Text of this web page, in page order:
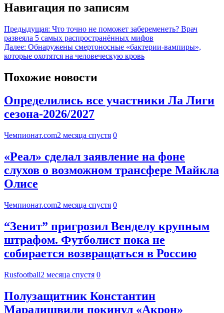
Навигация по записям
Предыдущая: Что точно не поможет забеременеть? Врач
развеяла 5 самых распространённых мифов
Далее: Обнаружены смертоносные «бактерии-вампиры»,
которые охотятся на человеческую кровь
Похожие новости
Определились все участники Ла Лиги
сезона-2026/2027
Чемпионат.com2 месяца спустя 0
«Реал» сделал заявление на фоне
слухов о возможном трансфере Майкла
Олисе
Чемпионат.com2 месяца спустя 0
“Зенит” пригрозил Венделу крупным
штрафом. Футболист пока не
собирается возвращаться в Россию
Rusfootball2 месяца спустя 0
Полузащитник Константин
Марадишвили покинул «Акрон»